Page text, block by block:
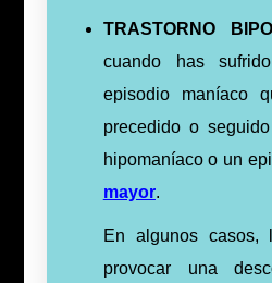
TRASTORNO
cuando has
episodio maníaco
precedido o
hipomaníaco o un
mayor.
En algunos casos,
provocar una